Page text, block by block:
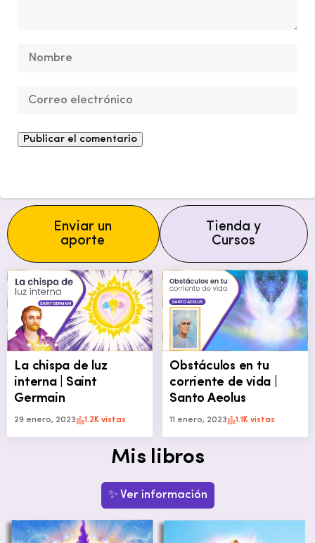
Enviar un
aporte
Tienda y
Cursos
La chispa de luz
interna | Saint
Germain
29 enero, 2023 1.2K vistas
Obstáculos en tu
corriente de vida |
Santo Aeolus
11 enero, 2023 1.1K vistas
Mis libros
✨ Ver información